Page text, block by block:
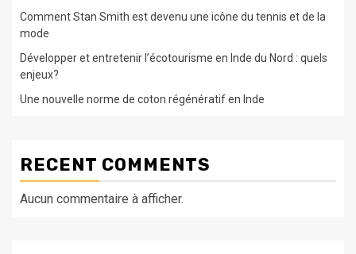
Comment Stan Smith est devenu une icône du tennis et de la
mode
Développer et entretenir l’écotourisme en Inde du Nord : quels
enjeux?
Une nouvelle norme de coton régénératif en Inde
RECENT COMMENTS
Aucun commentaire à afficher.